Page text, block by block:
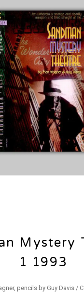
Mystery
1 1993
pencils by Guy Davis /